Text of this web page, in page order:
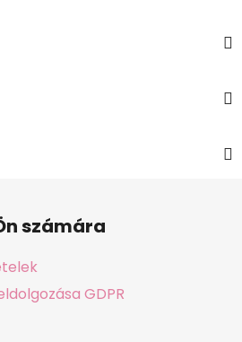
számára
GDPR